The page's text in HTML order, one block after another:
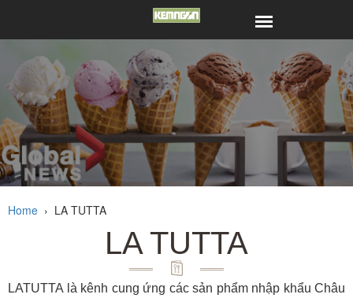
Home › LA TUTTA
LA TUTTA
LATUTTA là kênh cung ứng các sản phẩm nhập khẩu Châu